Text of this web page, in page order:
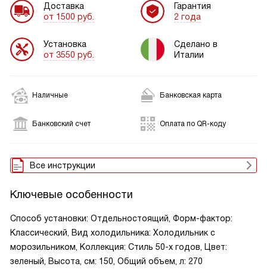
Доставка
от 1500 руб.
Установка
от 3550 руб.
Гарантия
2 года
Сделано в
Италии
Наличные Банковская карта
Банковский счет Оплата по QR-коду
Все инструкции
Ключевые особенности
Способ установки: Отдельностоящий, Форм-фактор:
Классический, Вид холодильника: Холодильник с
морозильником, Коллекция: Стиль 50-х годов, Цвет:
зеленый, Высота, см: 150, Общий объем, л: 270